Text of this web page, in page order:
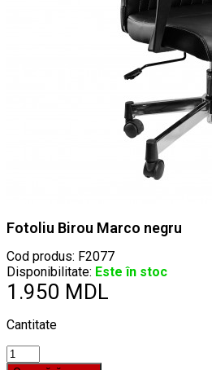
Fotoliu Birou Marco negru
Cod produs: F2077
Disponibilitate: Este în stoc
1.950 MDL
Cantitate